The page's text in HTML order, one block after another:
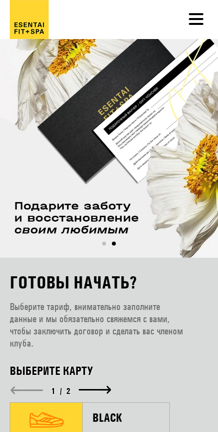
ГОТОВЫ НАЧАТЬ?
Выберите тариф, внимательно заполните
данные и мы обязательно свяжемся с вами,
чтобы заключить договор и сделать вас членом
клуба.
ВЫБЕРИТЕ КАРТУ
1 / 2
BLACK
KIDS GROUP